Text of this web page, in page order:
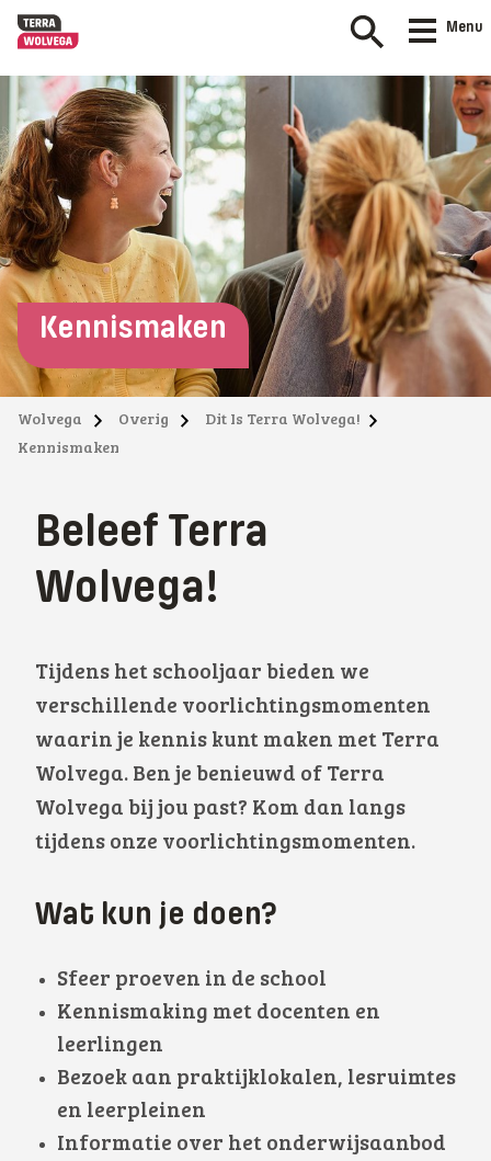
Menu
Kennismaken
Wolvega Overig
Dit Is Terra Wolvega!
Kennismaken
Beleef Terra
Wolvega!
Tijdens het schooljaar bieden we
verschillende voorlichtingsmomenten
waarin je kennis kunt maken met Terra
Wolvega. Ben je benieuwd of Terra
Wolvega bij jou past? Kom dan langs
tijdens onze voorlichtingsmomenten.
Wat kun je doen?
Sfeer proeven in de school
Kennismaking met docenten en
leerlingen
Bezoek aan praktijklokalen, lesruimtes
en leerpleinen
Informatie over het onderwijsaanbod